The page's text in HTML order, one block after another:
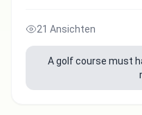
21 Ansichten
A golf course must